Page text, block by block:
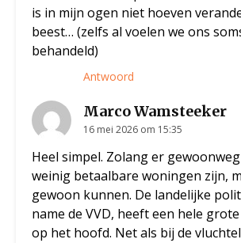
is in mijn ogen niet hoeven
beest… (zelfs al voelen we ons
behandeld)
Antwoord
Marco Wamsteeker
16 mei 2026 om 15:35
Heel simpel. Zolang er
weinig betaalbare woningen zijn,
gewoon kunnen. De landelijke
name de VVD, heeft een hele
op het hoofd. Net als bij de